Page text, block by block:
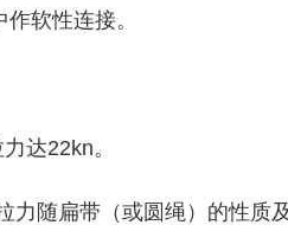
软性连接。
达22kn。
力随扁带（或圆绳）的性质